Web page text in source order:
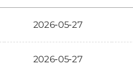
2026-05-27
2026-05-27